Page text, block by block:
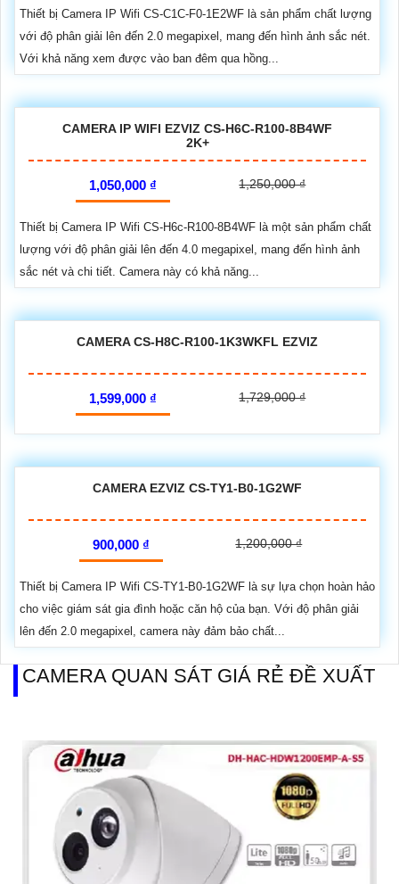
Thiết bị Camera IP Wifi CS-C1C-F0-1E2WF là sản phẩm chất lượng
với độ phân giải lên đến 2.0 megapixel, mang đến hình ảnh sắc nét.
Với khả năng xem được vào ban đêm qua hồng...
CAMERA IP WIFI EZVIZ CS-H6C-R100-8B4WF
2K+
1,050,000 ₫ 1,250,000 ₫
Thiết bị Camera IP Wifi CS-H6c-R100-8B4WF là một sản phẩm chất
lượng với độ phân giải lên đến 4.0 megapixel, mang đến hình ảnh
sắc nét và chi tiết. Camera này có khả năng...
CAMERA CS-H8C-R100-1K3WKFL EZVIZ
1,599,000 ₫ 1,729,000 ₫
CAMERA EZVIZ CS-TY1-B0-1G2WF
900,000 ₫ 1,200,000 ₫
Thiết bị Camera IP Wifi CS-TY1-B0-1G2WF là sự lựa chọn hoàn hảo
cho việc giám sát gia đình hoặc căn hộ của bạn. Với độ phân giải
lên đến 2.0 megapixel, camera này đảm bảo chất...
CAMERA QUAN SÁT GIÁ RẺ ĐỀ XUẤT